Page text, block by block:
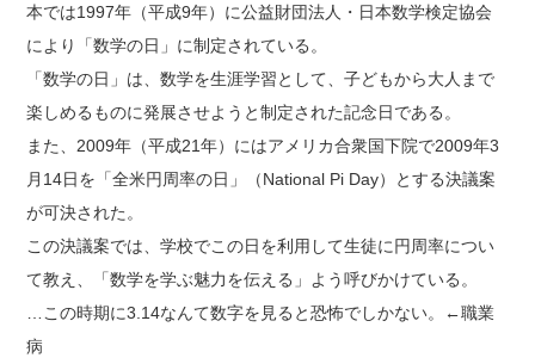
本では1997年（平成9年）に公益財団法人・日本数学検定協会
により「数学の日」に制定されている。
「数学の日」は、数学を生涯学習として、子どもから大人まで
楽しめるものに発展させようと制定された記念日である。
また、2009年（平成21年）にはアメリカ合衆国下院で2009年3
月14日を「全米円周率の日」（National Pi Day）とする決議案
が可決された。
この決議案では、学校でこの日を利用して生徒に円周率につい
て教え、「数学を学ぶ魅力を伝える」よう呼びかけている。
…この時期に3.14なんて数字を見ると恐怖でしかない。←職業
病